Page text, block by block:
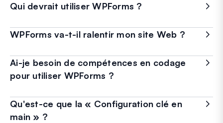
Qui devrait utiliser WPForms ?
WPForms va-t-il ralentir mon site Web ?
Ai-je besoin de compétences en codage
pour utiliser WPForms ?
Qu'est-ce que la « Configuration clé en
main » ?